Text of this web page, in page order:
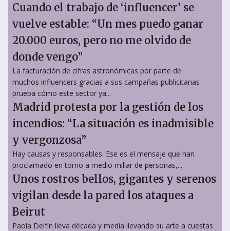
Cuando el trabajo de ‘influencer’ se
vuelve estable: “Un mes puedo ganar
20.000 euros, pero no me olvido de
donde vengo”
La facturación de cifras astronómicas por parte de
muchos influencers gracias a sus campañas publicitarias
prueba cómo este sector ya...
Madrid protesta por la gestión de los
incendios: “La situación es inadmisible
y vergonzosa”
Hay causas y responsables. Ese es el mensaje que han
proclamado en torno a medio millar de personas,...
Unos rostros bellos, gigantes y serenos
vigilan desde la pared los ataques a
Beirut
Paola Delfín lleva década y media llevando su arte a cuestas